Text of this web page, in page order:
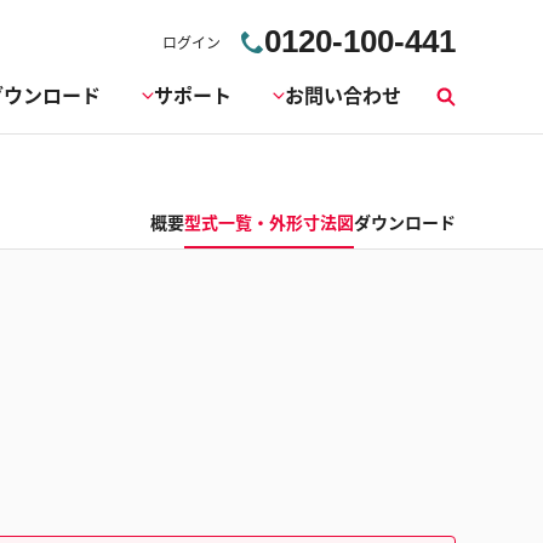
ログイン 0120-100-441
ンロード サポート お問い合わせ
索
概要型式一覧・外形寸法図ダウンロード